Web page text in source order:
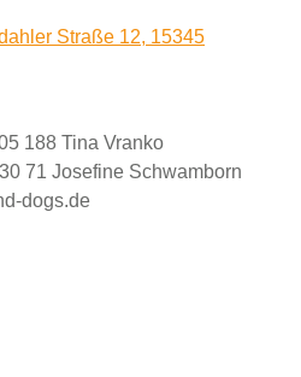
Straße 12, 15345
188 Tina Vranko
71 Josefine Schwamborn
dogs.de